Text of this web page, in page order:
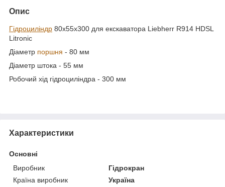
Опис
Гідроциліндр 80x55x300 для екскаватора Liebherr R914 HDSL
Litronic
Діаметр поршня - 80 мм
Діаметр штока - 55 мм
Робочий хід гідроциліндра - 300 мм
Характеристики
Основні
Виробник
Гідрокран
Країна виробник
Україна